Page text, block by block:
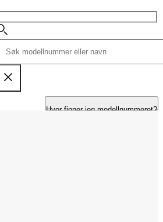
Hvor finner jeg modellnummeret?